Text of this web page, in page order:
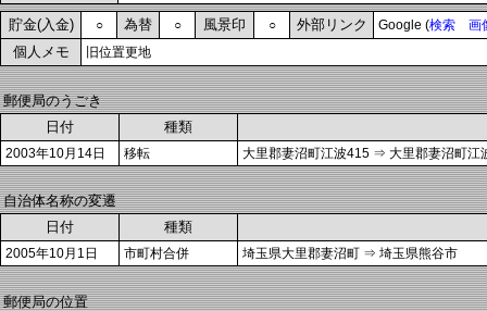
貯金(入金) ○ 為替 ○ 風景印 ○ 外部リンク Google (検索 画
個人メモ 旧位置更地
郵便局のうごき
日付
種類
2003年10月14日 移転 大里郡妻沼町江波415 ⇒ 大里郡妻沼町江
自治体名称の変遷
日付
種類
2005年10月1日 市町村合併 埼玉県大里郡妻沼町 ⇒ 埼玉県熊谷市
郵便局の位置